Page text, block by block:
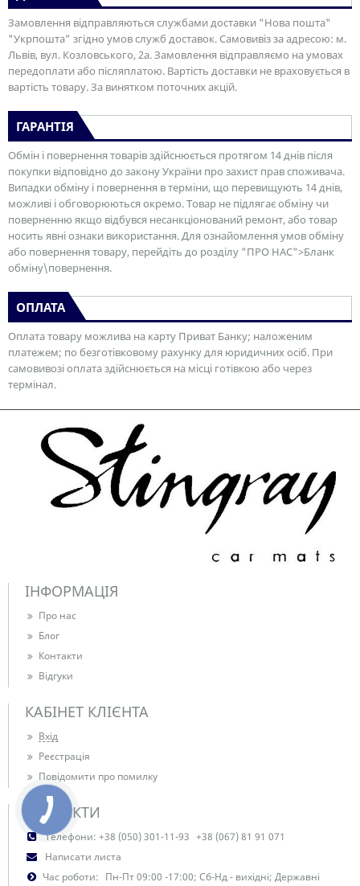
Замовлення відправляються службами доставки "Нова пошта"
"Укрпошта” згідно умов служб доставок. Самовивіз за адресою: м.
Львів, вул. Козловського, 2а. Замовлення відправляємо на умовах
передоплати або післяплатою. Вартість доставки не враховується в
вартість товару. За винятком поточних акцій.
ГАРАНТІЯ
Обмін і повернення товарів здійснюється протягом 14 днів після
покупки відповідно до закону України про захист прав споживача.
Випадки обміну і повернення в терміни, що перевищують 14 днів,
можливі і обговорюються окремо. Товар не підлягає обміну чи
поверненню якщо відбувся несанкціонований ремонт, або товар
носить явні ознаки використання. Для ознайомлення умов обміну
або повернення товару, перейдіть до розділу "ПРО НАС">Бланк
обміну\повернення.
ОПЛАТА
Оплата товару можлива на карту Приват Банку; наложеним
платежем; по безготівковому рахунку для юридичних осіб. При
самовивозі оплата здійснюється на місці готівкою або через
термінал.
ІНФОРМАЦІЯ
Про нас
Блог
Контакти
Відгуки
КАБІНЕТ КЛІЄНТА
Вхід
Реєстрація
Повідомити про помилку
КОНТАКТИ
Телефони: +38 (050) 301-11-93 +38 (067) 81 91 071
Написати листа
Час роботи: Пн-Пт 09:00 -17:00; Сб-Нд - вихідні; Державні